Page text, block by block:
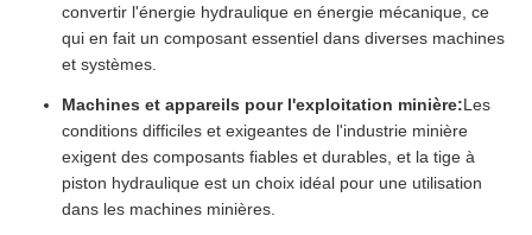
convertir l'énergie hydraulique en énergie mécanique, ce
qui en fait un composant essentiel dans diverses machines
et systèmes.
Machines et appareils pour l'exploitation minière:Les
conditions difficiles et exigeantes de l'industrie minière
exigent des composants fiables et durables, et la tige à
piston hydraulique est un choix idéal pour une utilisation
dans les machines minières.